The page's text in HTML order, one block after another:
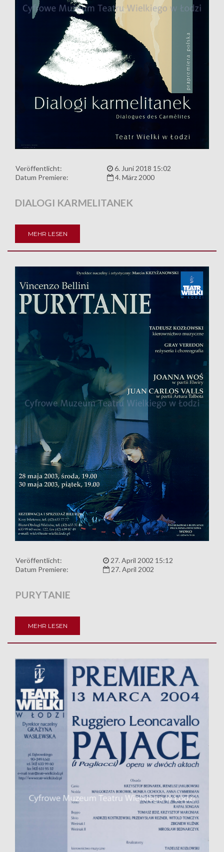
Veröffentlicht:
6. Juni 2018 15:02
Datum Premiere:
4. März 2000
DIALOGI KARMELITANEK
MEHR LESEN
Veröffentlicht:
27. April 2002 15:12
Datum Premiere:
27. April 2002
PURYTANIE
MEHR LESEN